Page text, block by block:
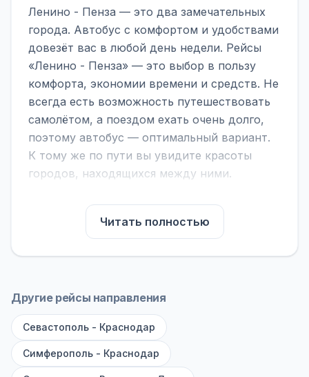
Ленино - Пенза — это два замечательных
города. Автобус с комфортом и удобствами
довезёт вас в любой день недели. Рейсы
«Ленино - Пенза» — это выбор в пользу
комфорта, экономии времени и средств. Не
всегда есть возможность путешествовать
самолётом, а поездом ехать очень долго,
поэтому автобус — оптимальный вариант.
К тому же по пути вы увидите красоты
городов, находящихся между ними.
На нашем сайте вы можете найти
расписание автобусов Ленино - Пенза,
сравнить рейсы и выбрать подходящий.
Если важна скорость — обратите внимание
комфорт — выбирайте большие автобусы
дорога ощущается меньше.
По маршруту предусмотрены остановки:
Читать полностью
Другие рейсы направления
Севастополь - Краснодар
Симферополь - Краснодар